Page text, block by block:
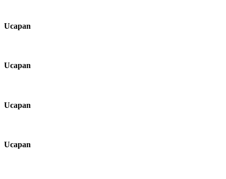
Ucapan
Ucapan
Ucapan
Ucapan